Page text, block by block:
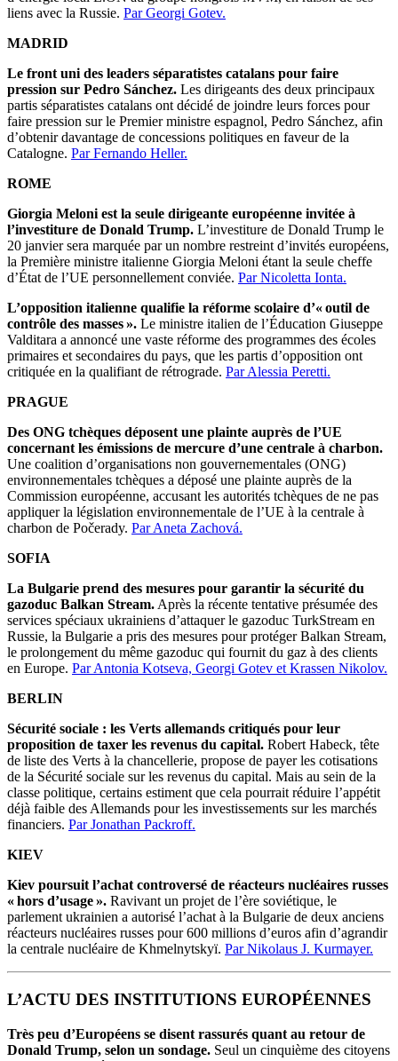
liens avec la Russie. Par Georgi Gotev.
MADRID
Le front uni des leaders séparatistes catalans pour faire
pression sur Pedro Sánchez. Les dirigeants des deux principaux
partis séparatistes catalans ont décidé de joindre leurs forces pour
faire pression sur le Premier ministre espagnol, Pedro Sánchez, afin
d’obtenir davantage de concessions politiques en faveur de la
Catalogne. Par Fernando Heller.
ROME
Giorgia Meloni est la seule dirigeante européenne invitée à
l’investiture de Donald Trump. L’investiture de Donald Trump le
20 janvier sera marquée par un nombre restreint d’invités européens,
la Première ministre italienne Giorgia Meloni étant la seule cheffe
d’État de l’UE personnellement conviée. Par Nicoletta Ionta.
L’opposition italienne qualifie la réforme scolaire d’« outil de
contrôle des masses ». Le ministre italien de l’Éducation Giuseppe
Valditara a annoncé une vaste réforme des programmes des écoles
primaires et secondaires du pays, que les partis d’opposition ont
critiquée en la qualifiant de rétrograde. Par Alessia Peretti.
PRAGUE
Des ONG tchèques déposent une plainte auprès de l’UE
concernant les émissions de mercure d’une centrale à charbon.
Une coalition d’organisations non gouvernementales (ONG)
environnementales tchèques a déposé une plainte auprès de la
Commission européenne, accusant les autorités tchèques de ne pas
appliquer la législation environnementale de l’UE à la centrale à
charbon de Počerady. Par Aneta Zachová.
SOFIA
La Bulgarie prend des mesures pour garantir la sécurité du
gazoduc Balkan Stream. Après la récente tentative présumée des
services spéciaux ukrainiens d’attaquer le gazoduc TurkStream en
Russie, la Bulgarie a pris des mesures pour protéger Balkan Stream,
le prolongement du même gazoduc qui fournit du gaz à des clients
en Europe. Par Antonia Kotseva, Georgi Gotev et Krassen Nikolov.
BERLIN
Sécurité sociale : les Verts allemands critiqués pour leur
proposition de taxer les revenus du capital. Robert Habeck, tête
de liste des Verts à la chancellerie, propose de payer les cotisations
de la Sécurité sociale sur les revenus du capital. Mais au sein de la
classe politique, certains estiment que cela pourrait réduire l’appétit
déjà faible des Allemands pour les investissements sur les marchés
financiers. Par Jonathan Packroff.
KIEV
Kiev poursuit l’achat controversé de réacteurs nucléaires russes
« hors d’usage ». Ravivant un projet de l’ère soviétique, le
parlement ukrainien a autorisé l’achat à la Bulgarie de deux anciens
réacteurs nucléaires russes pour 600 millions d’euros afin d’agrandir
la centrale nucléaire de Khmelnytskyï. Par Nikolaus J. Kurmayer.
L’ACTU DES INSTITUTIONS EUROPÉENNES
Très peu d’Européens se disent rassurés quant au retour de
Donald Trump, selon un sondage. Seul un cinquième des citoyens